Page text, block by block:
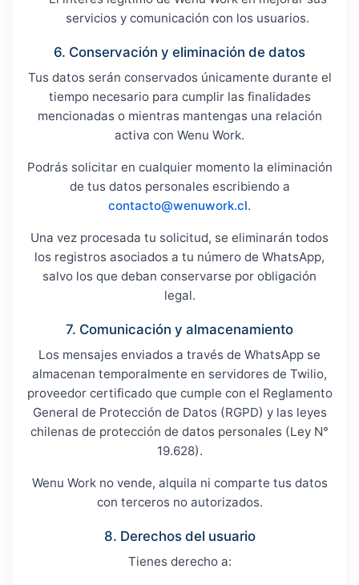
servicios y comunicación con los usuarios.
6. Conservación y eliminación de datos
Tus datos serán conservados únicamente durante el
tiempo necesario para cumplir las finalidades
mencionadas o mientras mantengas una relación
activa con Wenu Work.
Podrás solicitar en cualquier momento la eliminación
de tus datos personales escribiendo a
contacto@wenuwork.cl.
Una vez procesada tu solicitud, se eliminarán todos
los registros asociados a tu número de WhatsApp,
salvo los que deban conservarse por obligación
legal.
7. Comunicación y almacenamiento
Los mensajes enviados a través de WhatsApp se
almacenan temporalmente en servidores de Twilio,
proveedor certificado que cumple con el Reglamento
General de Protección de Datos (RGPD) y las leyes
chilenas de protección de datos personales (Ley N°
19.628).
Wenu Work no vende, alquila ni comparte tus datos
con terceros no autorizados.
8. Derechos del usuario
Tienes derecho a: